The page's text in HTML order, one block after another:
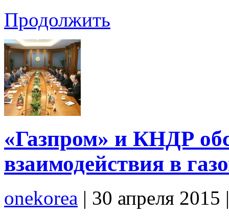
Продолжить
«Газпром» и КНДР
взаимодействия в
onekorea | 30 апреля 2015